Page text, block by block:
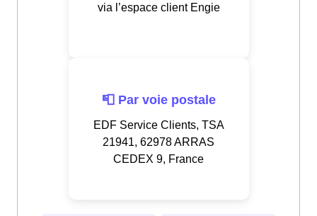
via l’espace client Engie
📮 Par voie postale
EDF Service Clients, TSA
21941, 62978 ARRAS
CEDEX 9, France